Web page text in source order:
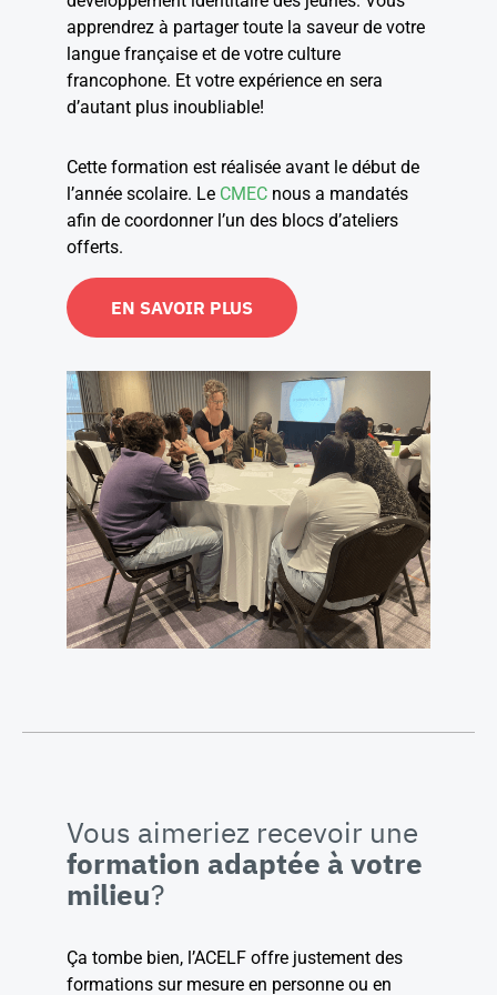
apprendrez à partager toute la saveur de votre
langue française et de votre culture
francophone. Et votre expérience en sera
d’autant plus inoubliable!
Cette formation est réalisée avant le début de
l’année scolaire. Le CMEC nous a mandatés
afin de coordonner l’un des blocs d’ateliers
offerts.
EN SAVOIR PLUS
Vous aimeriez recevoir une
formation adaptée à votre
milieu?
Ça tombe bien, l’ACELF offre justement des
formations sur mesure en personne ou en